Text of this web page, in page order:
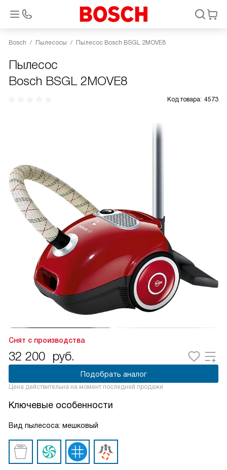
Bosch Пылесосы Пылесос Bosch BSGL 2MOVE8
Пылесос
Bosch BSGL 2MOVE8
Код товара: 4573
Снят с производства
32 200 руб.
Подобрать аналог
Цена действительна на момент последней продажи
Ключевые особенности
Вид пылесоса: мешковый